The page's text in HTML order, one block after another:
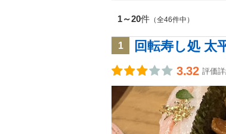
1～20件 （全46件中）
1 回転寿し処 太
3.32 評価